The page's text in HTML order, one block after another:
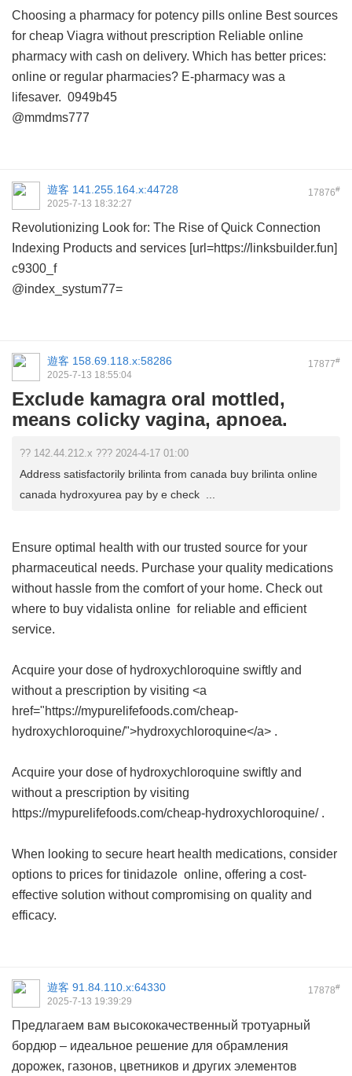
Choosing a pharmacy for potency pills online Best sources
for cheap Viagra without prescription Reliable online
pharmacy with cash on delivery. Which has better prices:
online or regular pharmacies? E-pharmacy was a
lifesaver. 0949b45
@mmdms777
17876#
遊客 141.255.164.x:44728
2025-7-13 18:32:27
Revolutionizing Look for: The Rise of Quick Connection
Indexing Products and services [url=https://linksbuilder.fun]
c9300_f
@index_systum77=
17877#
遊客 158.69.118.x:58286
2025-7-13 18:55:04
Exclude kamagra oral mottled,
means colicky vagina, apnoea.
?? 142.44.212.x ??? 2024-4-17 01:00
Address satisfactorily brilinta from canada buy brilinta online
canada hydroxyurea pay by e check ...
Ensure optimal health with our trusted source for your
pharmaceutical needs. Purchase your quality medications
without hassle from the comfort of your home. Check out
where to buy vidalista online for reliable and efficient
service.
Acquire your dose of hydroxychloroquine swiftly and
without a prescription by visiting <a
href="https://mypurelifefoods.com/cheap-
hydroxychloroquine/">hydroxychloroquine</a> .
Acquire your dose of hydroxychloroquine swiftly and
without a prescription by visiting
https://mypurelifefoods.com/cheap-hydroxychloroquine/ .
When looking to secure heart health medications, consider
options to prices for tinidazole online, offering a cost-
effective solution without compromising on quality and
efficacy.
17878#
遊客 91.84.110.x:64330
2025-7-13 19:39:29
Предлагаем вам высококачественный тротуарный
бордюр – идеальное решение для обрамления
дорожек, газонов, цветников и других элементов